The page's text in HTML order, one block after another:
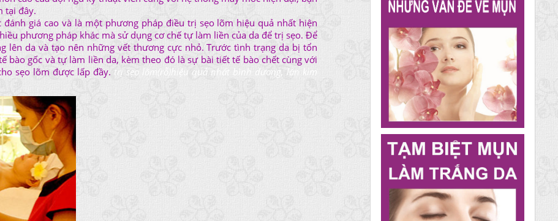
tại đây.
giá cao và là một phương pháp điều trị sẹo lõm hiệu quả nhất hiện
phương pháp khác mà sử dụng cơ chế tự làm liền của da để trị sẹo. Để
lên da và tạo nên những vết thương cực nhỏ. Trước tình trạng da bị tổn
bào gốc và tự làm liền da, kèm theo đó là sự bài tiết tế bào chết cùng với
sẹo lõm được lấp đầy. trị sẹo lõm(rỗ)hiệu quả nhất bình dương, lăn kim